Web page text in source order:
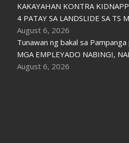
KAKAYAHAN KONTRA
4 PATAY SA LANDSLIDE SA TS
August 6, 2026
Tunawan ng bakal sa
MGA EMPLEYADO NABINGI,
August 6, 2026